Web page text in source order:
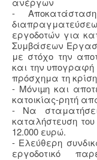
-
εργοδοτών για
Συμβάσεων
με στόχο την
και την
πρόσχημα τη
- Μόνιµη και
κατοικίας-ρητή
- Να
καταλήστευση
12.000 ευρώ.
- Ελεύθερη
εργοδοτικό